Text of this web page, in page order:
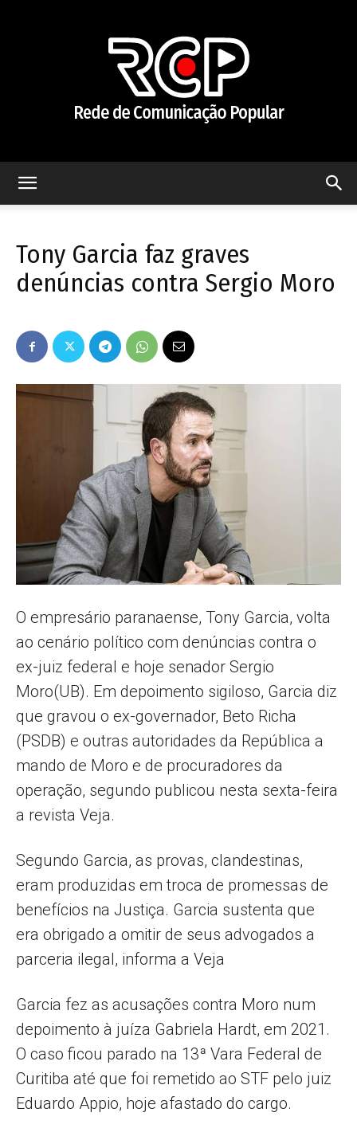
de
Comunicação
Popular
–
AL
Tony Garcia faz graves
denúncias contra Sergio Moro
O empresário paranaense, Tony Garcia, volta
ao cenário político com denúncias contra o
ex-juiz federal e hoje senador Sergio
Moro(UB). Em depoimento sigiloso, Garcia diz
que gravou o ex-governador, Beto Richa
(PSDB) e outras autoridades da República a
mando de Moro e de procuradores da
operação, segundo publicou nesta sexta-feira
a revista Veja.
Segundo Garcia, as provas, clandestinas,
eram produzidas em troca de promessas de
benefícios na Justiça. Garcia sustenta que
era obrigado a omitir de seus advogados a
parceria ilegal, informa a Veja
Garcia fez as acusações contra Moro num
depoimento à juíza Gabriela Hardt, em 2021.
O caso ficou parado na 13ª Vara Federal de
Curitiba até que foi remetido ao STF pelo juiz
Eduardo Appio, hoje afastado do cargo.